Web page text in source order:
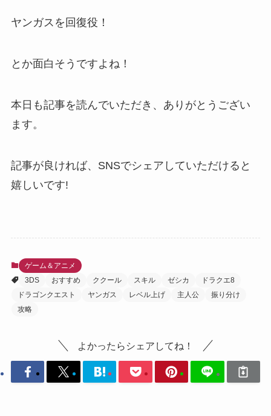
ヤンガスを回復役！
とか面白そうですよね！
本日も記事を読んでいただき、ありがとうござい
ます。
記事が良ければ、SNSでシェアしていただけると
嬉しいです!
ゲーム＆アニメ
3DS
おすすめ ククール スキル ゼシカ
ドラクエ8
ドラゴンクエスト
ヤンガス レベル上げ 主人公
振り分け
攻略
よかったらシェアしてね！